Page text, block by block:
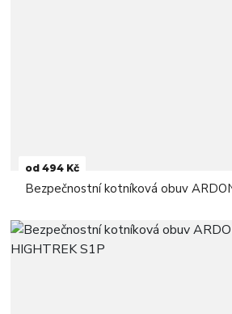
od 494 Kč
Bezpečnostní kotníková obuv